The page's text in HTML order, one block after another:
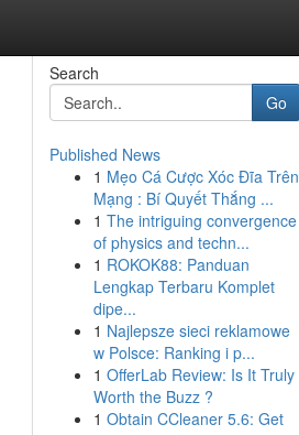
Search
Go
Published News
1 Mẹo Cá Cược Xóc Đĩa Trên
Mạng : Bí Quyết Thắng ...
1 The intriguing convergence
of physics and techn...
1 ROKOK88: Panduan
Lengkap Terbaru Komplet
dipe...
1 Najlepsze sieci reklamowe
w Polsce: Ranking i p...
1 OfferLab Review: Is It Truly
Worth the Buzz ?
1 Obtain CCleaner 5.6: Get